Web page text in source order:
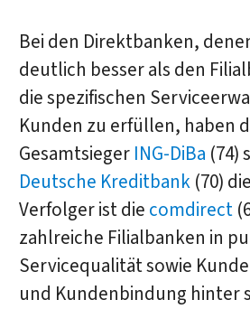
Bei den Direktbanken,
deutlich besser als den
die spezifischen
Kunden zu erfüllen, haben
Gesamtsieger ING-DiBa (74)
Deutsche Kreditbank(70)
Verfolger ist die comdirect
zahlreiche Filialbanken in
Servicequalität sowie
und Kundenbindung hinter